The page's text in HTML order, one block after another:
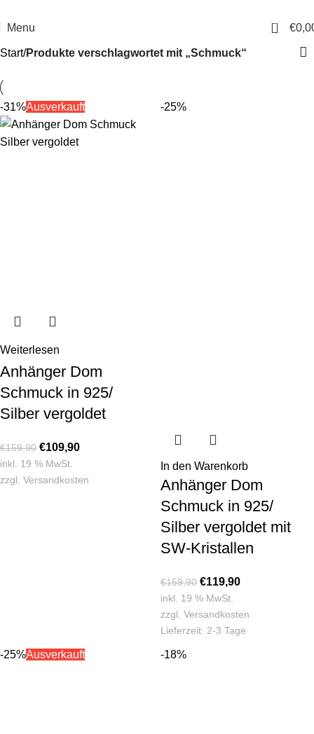
Menu 0 €
Start Produkte verschlagwortet mit „Schmuck“
-31%Ausverkauft
Weiterlesen
Anhänger Dom
Schmuck in 925/
Silber vergoldet
€159,90 €109,90
inkl. 19 % MwSt.
zzgl. Versandkosten
-25%
In den Warenkorb
Anhänger Dom
Schmuck in 925/
Silber vergoldet mit
SW-Kristallen
€159,90 €119,90
inkl. 19 % MwSt.
zzgl. Versandkosten
Lieferzeit: 2-3 Tage
-25%Ausverkauft -18%